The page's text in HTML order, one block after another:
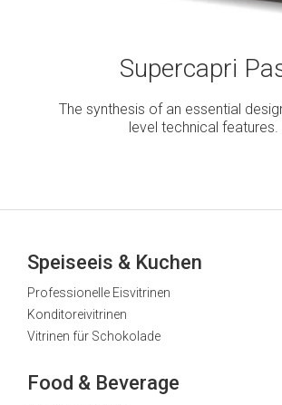
Supercapri
The synthesis of an essential
level technical features.
Speiseeis & Kuchen
Professionelle Eisvitrinen
Konditoreivitrinen
Vitrinen für Schokolade
Food & Beverage